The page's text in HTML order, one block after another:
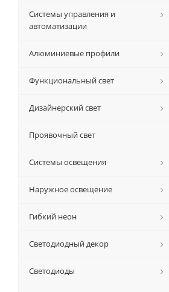
Системы управления и
автоматизации
Алюминиевые профили
Функциональный свет
Дизайнерский свет
Проявочный свет
Системы освещения
Наружное освещение
Гибкий неон
Светодиодный декор
Светодиоды